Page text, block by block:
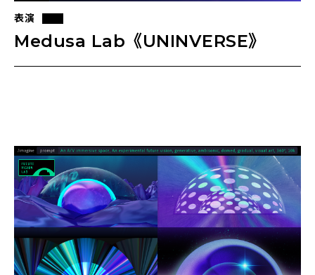
表演
Medusa Lab《UNINVERSE》